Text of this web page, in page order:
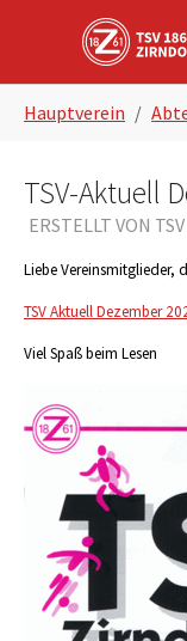
Skip to main navigation
Zum Hauptinhalt
Skip to page footer
Hauptverein
TSV-Aktuell
ERSTELLT VON
Liebe Vereinsmitglieder,
TSV Aktuell Dezember
Viel Spaß beim Lesen